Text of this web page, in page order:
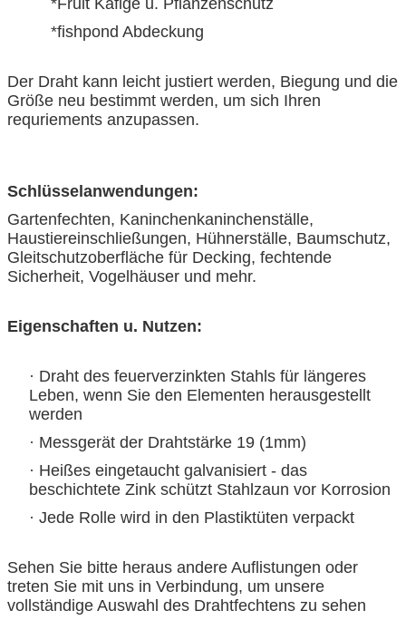
*fishpond Abdeckung
Der Draht kann leicht justiert werden, Biegung und die
Größe neu bestimmt werden, um sich Ihren
requriements anzupassen.
Schlüsselanwendungen:
Gartenfechten, Kaninchenkaninchenställe,
Haustiereinschließungen, Hühnerställe, Baumschutz,
Gleitschutzoberfläche für Decking, fechtende
Sicherheit, Vogelhäuser und mehr.
Eigenschaften u. Nutzen:
· Draht des feuerverzinkten Stahls für längeres
Leben, wenn Sie den Elementen herausgestellt
werden
· Messgerät der Drahtstärke 19 (1mm)
· Heißes eingetaucht galvanisiert - das
beschichtete Zink schützt Stahlzaun vor Korrosion
· Jede Rolle wird in den Plastiktüten verpackt
Sehen Sie bitte heraus andere Auflistungen oder
treten Sie mit uns in Verbindung, um unsere
vollständige Auswahl des Drahtfechtens zu sehen